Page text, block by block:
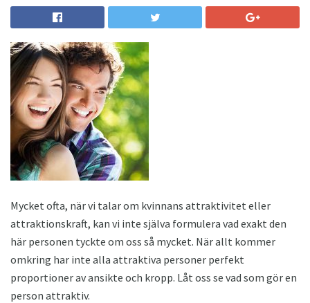
Mycket ofta, när vi talar om kvinnans attraktivitet eller
attraktionskraft, kan vi inte själva formulera vad exakt den
här personen tyckte om oss så mycket. När allt kommer
omkring har inte alla attraktiva personer perfekt
proportioner av ansikte och kropp. Låt oss se vad som gör en
person attraktiv.